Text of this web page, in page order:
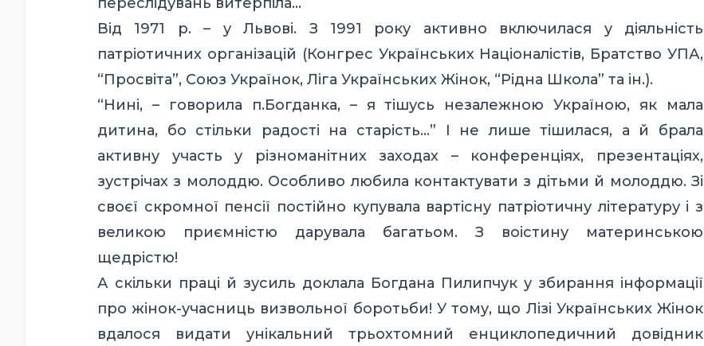
Від 1971 р. – у Львові. З 1991 року активно включилася у діяльність
патріотичних організацій (Конгрес Українських Націоналістів, Братство УПА,
“Просвіта”, Союз Українок, Ліга Українських Жінок, “Рідна Школа” та ін.).
“Нині, – говорила п.Богданка, – я тішусь незалежною Україною, як мала
дитина, бо стільки радості на старість…” І не лише тішилася, а й брала
активну участь у різноманітних заходах – конференціях, презентаціях,
зустрічах з молоддю. Особливо любила контактувати з дітьми й молоддю. Зі
своєї скромної пенсії постійно купувала вартісну патріотичну літературу і з
великою приємністю дарувала багатьом. З воістину материнською
щедрістю!
А скільки праці й зусиль доклала Богдана Пилипчук у збирання інформації
про жінок-учасниць визвольної боротьби! У тому, що Лізі Українських Жінок
вдалося видати унікальний трьохтомний енциклопедичний довідник